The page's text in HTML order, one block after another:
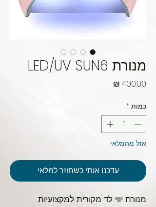
מנורת LED/UV SUN6
כמות *
אזל מהמלאי
עדכנו אותי כשחוזר למלאי
מנורת יווי לד מקורית למקצועיות